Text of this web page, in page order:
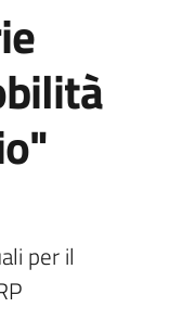
per il